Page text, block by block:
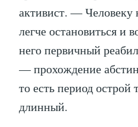
активист. — Человеку
легче остановиться и
него первичный
— прохождение
то есть период
длинный.